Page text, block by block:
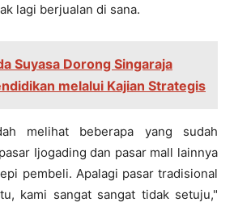
lagi berjualan di sana.
Suyasa Dorong Singaraja
melalui Kajian Strategis
melihat beberapa yang sudah
Ijogading dan pasar mall lainnya
pembeli. Apalagi pasar tradisional
kami sangat sangat tidak setuju,"